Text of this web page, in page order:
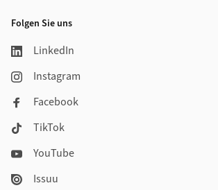
Folgen Sie uns
LinkedIn
Instagram
Facebook
TikTok
YouTube
Issuu